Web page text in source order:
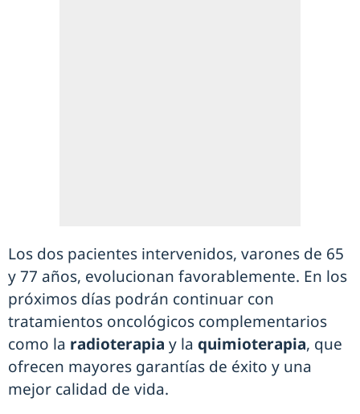
Los dos pacientes intervenidos, varones de 65
y 77 años, evolucionan favorablemente. En los
próximos días podrán continuar con
tratamientos oncológicos complementarios
como la radioterapia y la quimioterapia, que
ofrecen mayores garantías de éxito y una
mejor calidad de vida.